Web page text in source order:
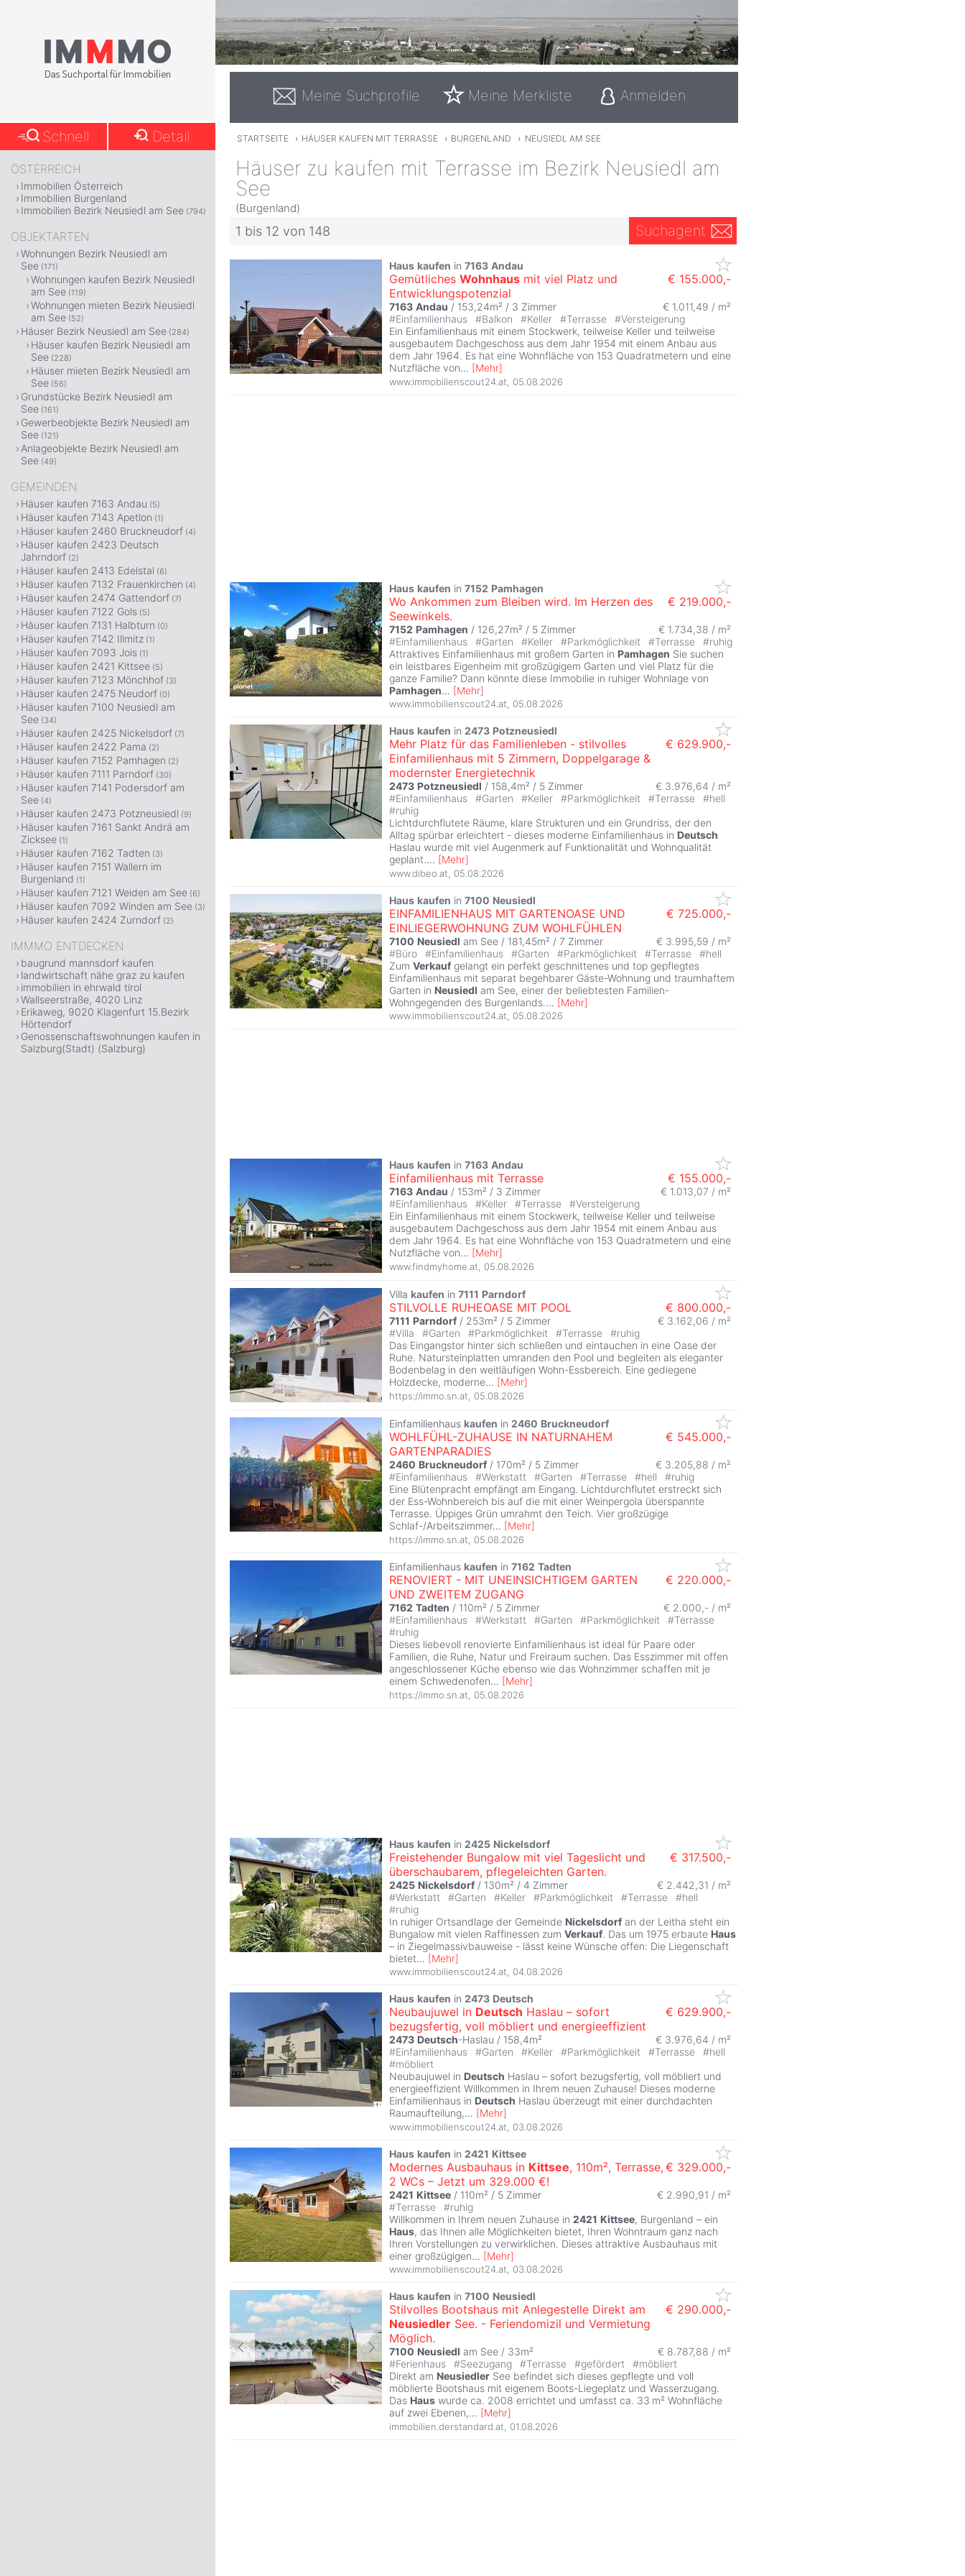
Meine Suchprofile Meine Merkliste Anmelden
STARTSEITE › HÄUSER KAUFEN MIT TERRASSE › BURGENLAND › NEUSIEDL AM SEE
Häuser zu kaufen mit Terrasse im Bezirk Neusiedl am
See
(Burgenland)
1 bis 12 von 148 Suchagent
Haus kaufen in 7163 Andau
Gemütliches Wohnhaus mit viel Platz und
Entwicklungspotenzial
€ 155.000,-
7163 Andau / 153,24m² / 3 Zimmer
€ 1.011,49 / m²
#Einfamilienhaus #Balkon #Keller #Terrasse #Versteigerung
Ein Einfamilienhaus mit einem Stockwerk, teilweise Keller und teilweise
ausgebautem Dachgeschoss aus dem Jahr 1954 mit einem Anbau aus
dem Jahr 1964. Es hat eine Wohnfläche von 153 Quadratmetern und eine
Nutzfläche von... [Mehr]
www.immobilienscout24.at 05.08.2026
Haus kaufen in 7152 Pamhagen
Wo Ankommen zum Bleiben wird. Im Herzen des
Seewinkels.
€ 219.000,-
7152 Pamhagen / 126,27m² / 5 Zimmer
€ 1.734,38 / m²
#Einfamilienhaus #Garten #Keller #Parkmöglichkeit #Terrasse #ruhig
Attraktives Einfamilienhaus mit großem Garten in Pamhagen Sie suchen
ein leistbares Eigenheim mit großzügigem Garten und viel Platz für die
ganze Familie? Dann könnte diese Immobilie in ruhiger Wohnlage von
Pamhagen... [Mehr]
www.immobilienscout24.at, 05.08.2026
Haus kaufen in 2473 Potzneusiedl
Mehr Platz für das Familienleben - stilvolles
Einfamilienhaus mit 5 Zimmern, Doppelgarage &
modernster Energietechnik
€ 629.900,-
2473 Potzneusiedl / 158,4m² / 5 Zimmer
€ 3.976,64 / m²
#Einfamilienhaus #Garten #Keller #Parkmöglichkeit #Terrasse #hell
#ruhig
Lichtdurchflutete Räume, klare Strukturen und ein Grundriss, der den
Alltag spürbar erleichtert - dieses moderne Einfamilienhaus in Deutsch
Haslau wurde mit viel Augenmerk auf Funktionalität und Wohnqualität
geplant.... [Mehr]
www.dibeo.at 05.08.2026
Haus kaufen in 7100 Neusiedl
EINFAMILIENHAUS MIT GARTENOASE UND
EINLIEGERWOHNUNG ZUM WOHLFÜHLEN
€ 725.000,-
7100 Neusiedl am See / 181,45m² / 7 Zimmer
€ 3.995,59 / m²
#Büro #Einfamilienhaus #Garten #Parkmöglichkeit #Terrasse #hell
Zum Verkauf gelangt ein perfekt geschnittenes und top gepflegtes
Einfamilienhaus mit separat begehbarer Gäste-Wohnung und traumhaftem
Garten in Neusiedl am See, einer der beliebtesten Familien-
Wohngegenden des Burgenlands.... [Mehr]
www.immobilienscout24.at, 05.08.2026
Haus kaufen in 7163 Andau
Einfamilienhaus mit Terrasse € 155.000,-
7163 Andau / 153m² / 3 Zimmer
€ 1.013,07 / m²
#Einfamilienhaus #Keller #Terrasse #Versteigerung
Ein Einfamilienhaus mit einem Stockwerk, teilweise Keller und teilweise
ausgebautem Dachgeschoss aus dem Jahr 1954 mit einem Anbau aus
dem Jahr 1964. Es hat eine Wohnfläche von 153 Quadratmetern und eine
Nutzfläche von... [Mehr]
www.findmyhome.at 05.08.2026
Villa kaufen in 7111 Parndorf
STILVOLLE RUHEOASE MIT POOL € 800.000,-
7111 Parndorf / 253m² / 5 Zimmer
€ 3.162,06 / m²
#Villa #Garten #Parkmöglichkeit #Terrasse #ruhig
Das Eingangstor hinter sich schließen und eintauchen in eine Oase der
Ruhe. Natursteinplatten umranden den Pool und begleiten als eleganter
Bodenbelag in den weitläufigen Wohn-Essbereich. Eine gediegene
Holzdecke, moderne... [Mehr]
https://immo.sn.at 05.08.2026
Einfamilienhaus kaufen in 2460 Bruckneudorf
WOHLFÜHL-ZUHAUSE IN NATURNAHEM
GARTENPARADIES
€ 545.000,-
2460 Bruckneudorf / 170m² / 5 Zimmer
€ 3.205,88 / m²
#Einfamilienhaus #Werkstatt #Garten #Terrasse #hell #ruhig
Eine Blütenpracht empfängt am Eingang. Lichtdurchflutet erstreckt sich
der Ess-Wohnbereich bis auf die mit einer Weinpergola überspannte
Terrasse. Üppiges Grün umrahmt den Teich. Vier großzügige
Schlaf-/Arbeitszimmer... [Mehr]
https://immo.sn.at 05.08.2026
Einfamilienhaus kaufen in 7162 Tadten
RENOVIERT - MIT UNEINSICHTIGEM GARTEN
UND ZWEITEM ZUGANG
€ 220.000,-
7162 Tadten / 110m² / 5 Zimmer
€ 2.000,- / m²
#Einfamilienhaus #Werkstatt #Garten #Parkmöglichkeit #Terrasse
#ruhig
Dieses liebevoll renovierte Einfamilienhaus ist ideal für Paare oder
Familien, die Ruhe, Natur und Freiraum suchen. Das Esszimmer mit offen
angeschlossener Küche ebenso wie das Wohnzimmer schaffen mit je
einem Schwedenofen... [Mehr]
https://immo.sn.at 05.08.2026
Haus kaufen in 2425 Nickelsdorf
Freistehender Bungalow mit viel Tageslicht und
überschaubarem, pflegeleichten Garten.
€ 317.500,-
2425 Nickelsdorf / 130m² / 4 Zimmer
€ 2.442,31 / m²
#Werkstatt #Garten #Keller #Parkmöglichkeit #Terrasse #hell
#ruhig
In ruhiger Ortsandlage der Gemeinde Nickelsdorf an der Leitha steht ein
Bungalow mit vielen Raffinessen zum Verkauf. Das um 1975 erbaute Haus
– in Ziegelmassivbauweise - lässt keine Wünsche offen: Die Liegenschaft
bietet... [Mehr]
www.immobilienscout24.at, 04.08.2026
Haus kaufen in 2473 Deutsch
Neubaujuwel in Deutsch Haslau – sofort
bezugsfertig, voll möbliert und energieeffizient
€ 629.900,-
2473 Deutsch-Haslau / 158,4m²
€ 3.976,64 / m²
#Einfamilienhaus #Garten #Keller #Parkmöglichkeit #Terrasse #hell
#möbliert
Neubaujuwel in Deutsch Haslau – sofort bezugsfertig, voll möbliert und
energieeffizient Willkommen in Ihrem neuen Zuhause! Dieses moderne
Einfamilienhaus in Deutsch Haslau überzeugt mit einer durchdachten
Raumaufteilung,... [Mehr]
www.immobilienscout24.at 03.08.2026
Haus kaufen in 2421 Kittsee
Modernes Ausbauhaus in Kittsee, 110m², Terrasse,
2 WCs – Jetzt um 329.000 €!
€ 329.000,-
2421 Kittsee / 110m² / 5 Zimmer
€ 2.990,91 / m²
#Terrasse #ruhig
Willkommen in Ihrem neuen Zuhause in 2421 Kittsee, Burgenland – ein
Haus, das Ihnen alle Möglichkeiten bietet, Ihren Wohntraum ganz nach
Ihren Vorstellungen zu verwirklichen. Dieses attraktive Ausbauhaus mit
einer großzügigen... [Mehr]
www.immobilienscout24.at, 03.08.2026
Haus kaufen in 7100 Neusiedl
Stilvolles Bootshaus mit Anlegestelle Direkt am
Neusiedler See. - Feriendomizil und Vermietung
Möglich.
€ 290.000,-
7100 Neusiedl am See / 33m² € 8.787,88 / m²
#Ferienhaus #Seezugang #Terrasse #gefördert #möbliert
Direkt am Neusiedler See befindet sich dieses gepflegte und voll
möblierte Bootshaus mit eigenem Boots-Liegeplatz und Wasserzugang.
Das Haus wurde ca. 2008 errichtet und umfasst ca. 33 m² Wohnfläche
auf zwei Ebenen,... [Mehr]
immobilien.derstandard.at 01.08.2026
Schnell Detail
ÖSTERREICH
Immobilien Österreich
Immobilien Burgenland
Immobilien Bezirk Neusiedl am See (794)
OBJEKTARTEN
Wohnungen Bezirk Neusiedl am
See (171)
Wohnungen kaufen Bezirk Neusiedl
am See (119)
Wohnungen mieten Bezirk Neusiedl
am See (52)
Häuser Bezirk Neusiedl am See (284)
Häuser kaufen Bezirk Neusiedl am
See (228)
Häuser mieten Bezirk Neusiedl am
See (56)
Grundstücke Bezirk Neusiedl am
See (161)
Gewerbeobjekte Bezirk Neusiedl am
See (121)
Anlageobjekte Bezirk Neusiedl am
See (49)
GEMEINDEN
Häuser kaufen 7163 Andau (5)
Häuser kaufen 7143 Apetlon (1)
Häuser kaufen 2460 Bruckneudorf (4)
Häuser kaufen 2423 Deutsch
Jahrndorf (2)
Häuser kaufen 2413 Edelstal (6)
Häuser kaufen 7132 Frauenkirchen (4)
Häuser kaufen 2474 Gattendorf (7)
Häuser kaufen 7122 Gols (5)
Häuser kaufen 7131 Halbturn (0)
Häuser kaufen 7142 Illmitz (1)
Häuser kaufen 7093 Jois (1)
Häuser kaufen 2421 Kittsee (5)
Häuser kaufen 7123 Mönchhof (3)
Häuser kaufen 2475 Neudorf (0)
Häuser kaufen 7100 Neusiedl am
See (34)
Häuser kaufen 2425 Nickelsdorf (7)
Häuser kaufen 2422 Pama (2)
Häuser kaufen 7152 Pamhagen (2)
Häuser kaufen 7111 Parndorf (30)
Häuser kaufen 7141 Podersdorf am
See (4)
Häuser kaufen 2473 Potzneusiedl (9)
Häuser kaufen 7161 Sankt Andrä am
Zicksee (1)
Häuser kaufen 7162 Tadten (3)
Häuser kaufen 7151 Wallern im
Burgenland (1)
Häuser kaufen 7121 Weiden am See (6)
Häuser kaufen 7092 Winden am See (3)
Häuser kaufen 2424 Zurndorf (2)
IMMMO ENTDECKEN
baugrund mannsdorf kaufen
landwirtschaft nähe graz zu kaufen
immobilien in ehrwald tirol
Wallseerstraße, 4020 Linz
Erikaweg, 9020 Klagenfurt 15.Bezirk
Hörtendorf
Genossenschaftswohnungen kaufen in
Salzburg(Stadt) (Salzburg)